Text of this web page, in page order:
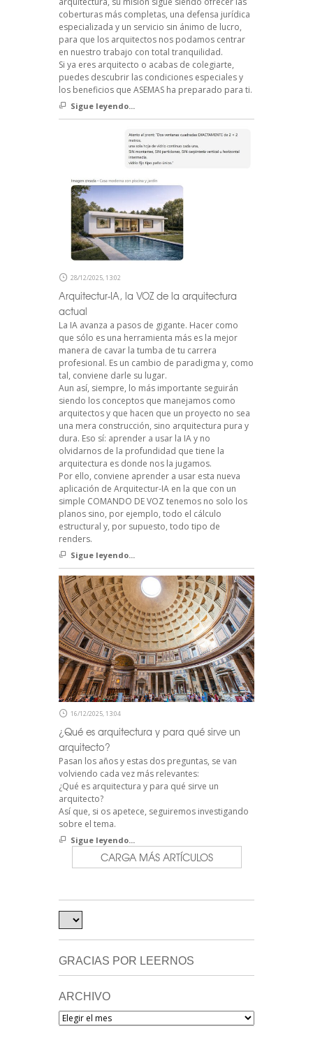
coberturas más completas, una defensa jurídica
especializada y un servicio sin ánimo de lucro,
para que los arquitectos nos podamos centrar
en nuestro trabajo con total tranquilidad.
Si ya eres arquitecto o acabas de colegiarte,
puedes descubrir las condiciones especiales y
los beneficios que ASEMAS ha preparado para ti.
Sigue leyendo...
28/12/2025, 13:02
Arquitectur-IA, la VOZ de la arquitectura
actual
La IA avanza a pasos de gigante. Hacer como
que sólo es una herramienta más es la mejor
manera de cavar la tumba de tu carrera
profesional. Es un cambio de paradigma y, como
tal, conviene darle su lugar.
Aun así, siempre, lo más importante seguirán
siendo los conceptos que manejamos como
arquitectos y que hacen que un proyecto no sea
una mera construcción, sino arquitectura pura y
dura. Eso sí: aprender a usar la IA y no
olvidarnos de la profundidad que tiene la
arquitectura es donde nos la jugamos.
Por ello, conviene aprender a usar esta nueva
aplicación de Arquitectur-IA en la que con un
simple COMANDO DE VOZ tenemos no solo los
planos sino, por ejemplo, todo el cálculo
estructural y, por supuesto, todo tipo de
renders.
Sigue leyendo...
16/12/2025, 13:04
¿Qué es arquitectura y para qué sirve un
arquitecto?
Pasan los años y estas dos preguntas, se van
volviendo cada vez más relevantes:
¿Qué es arquitectura y para qué sirve un
arquitecto?
Así que, si os apetece, seguiremos investigando
sobre el tema.
Sigue leyendo...
CARGA MÁS ARTÍCULOS
GRACIAS POR LEERNOS
ARCHIVO
Archivo